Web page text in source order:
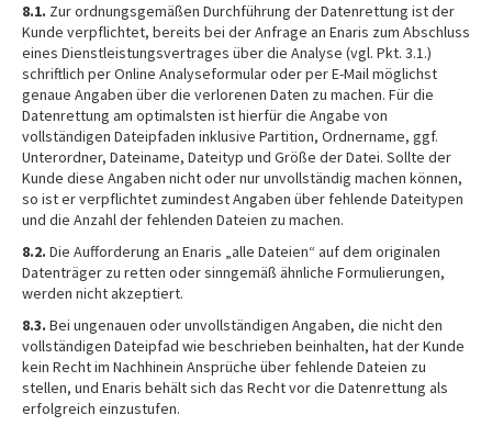
8.1. Zur ordnungsgemäßen Durchführung der Datenrettung ist der
Kunde verpflichtet, bereits bei der Anfrage an Enaris zum Abschluss
eines Dienstleistungsvertrages über die Analyse (vgl. Pkt. 3.1.)
schriftlich per Online Analyseformular oder per E-Mail möglichst
genaue Angaben über die verlorenen Daten zu machen. Für die
Datenrettung am optimalsten ist hierfür die Angabe von
vollständigen Dateipfaden inklusive Partition, Ordnername, ggf.
Unterordner, Dateiname, Dateityp und Größe der Datei. Sollte der
Kunde diese Angaben nicht oder nur unvollständig machen können,
so ist er verpflichtet zumindest Angaben über fehlende Dateitypen
und die Anzahl der fehlenden Dateien zu machen.
8.2. Die Aufforderung an Enaris „alle Dateien“ auf dem originalen
Datenträger zu retten oder sinngemäß ähnliche Formulierungen,
werden nicht akzeptiert.
8.3. Bei ungenauen oder unvollständigen Angaben, die nicht den
vollständigen Dateipfad wie beschrieben beinhalten, hat der Kunde
kein Recht im Nachhinein Ansprüche über fehlende Dateien zu
stellen, und Enaris behält sich das Recht vor die Datenrettung als
erfolgreich einzustufen.